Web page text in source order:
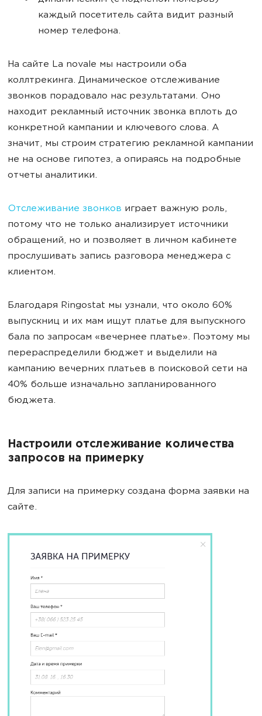
каждый посетитель сайта видит разный
номер телефона.
На сайте La novale мы настроили оба
коллтрекинга. Динамическое отслеживание
звонков порадовало нас результатами. Оно
находит рекламный источник звонка вплоть до
конкретной кампании и ключевого слова. А
значит, мы строим стратегию рекламной кампании
не на основе гипотез, а опираясь на подробные
отчеты аналитики.
Отслеживание звонков играет важную роль,
потому что не только анализирует источники
обращений, но и позволяет в личном кабинете
прослушивать запись разговора менеджера с
клиентом.
Благодаря Ringostat мы узнали, что около 60%
выпускниц и их мам ищут платье для выпускного
бала по запросам «вечернее платье». Поэтому мы
перераспределили бюджет и выделили на
кампанию вечерних платьев в поисковой сети на
40% больше изначально запланированного
бюджета.
Настроили отслеживание количества
запросов на примерку
Для записи на примерку создана форма заявки на
сайте.